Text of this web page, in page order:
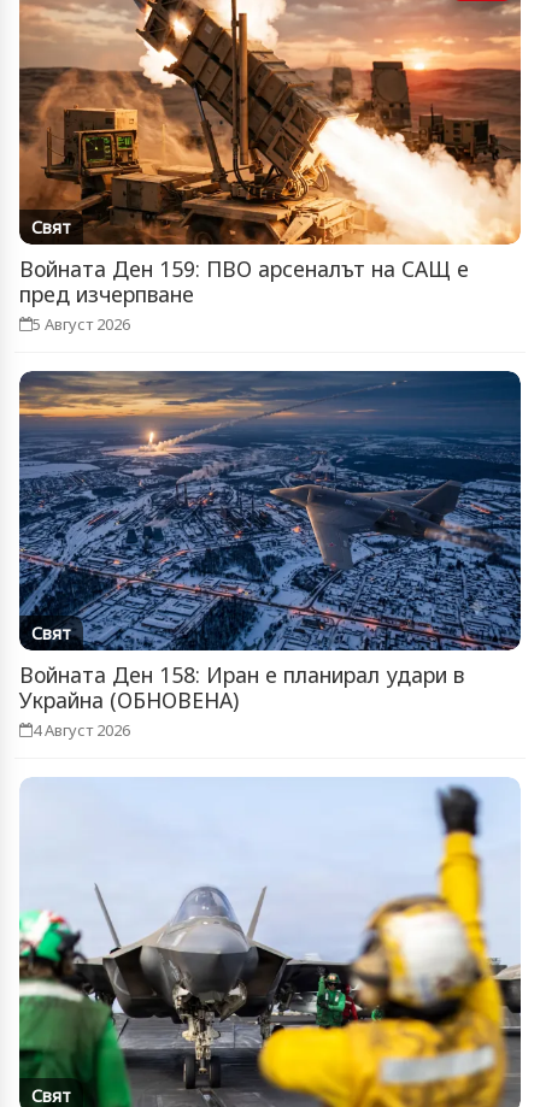
Свят
Войната Ден 159: ПВО арсеналът на САЩ е
пред изчерпване
5 Август 2026
Свят
Войната Ден 158: Иран е планирал удари в
Украйна (ОБНОВЕНА)
4 Август 2026
Свят